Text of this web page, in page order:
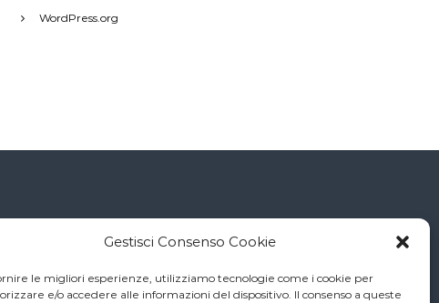
Gestisci Consenso Cookie
le migliori esperienze, utilizziamo tecnologie come i cookie per
e/o accedere alle informazioni del dispositivo. Il consenso a queste
WordPress.org
Connessioni
Diocesi di Torino